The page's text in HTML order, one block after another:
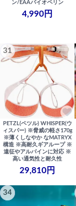
ン/EAAバイオペリン
4,990円
31
PETZL(ペツル) WHISPER(ウ
ィスパー) ※脅威の軽さ170g
※薄くしなやか なMATRYX
構造 ※高耐久ギアループ ※
遠征やアルパインに対応 ※
高い通気性と耐久性
29,810円
34